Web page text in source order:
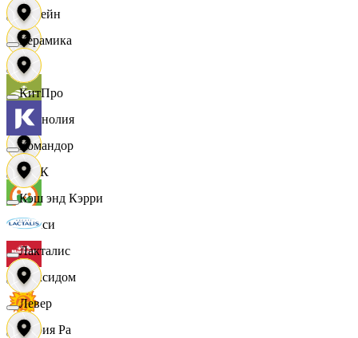
Лорейн
Луч
Магнолия
МАК
Макси
Максидом
Мария Ра
Керамика
КитПро
Командор
Кэш энд Кэрри
Лакталис
Левер